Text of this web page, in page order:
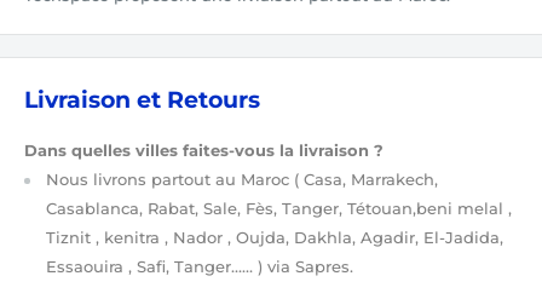
Livraison et Retours
Dans quelles villes faites-vous la livraison ?
Nous livrons partout au Maroc ( Casa, Marrakech,
Casablanca, Rabat, Sale, Fès, Tanger, Tétouan,beni melal ,
Tiznit , kenitra , Nador , Oujda, Dakhla, Agadir, El-Jadida,
Essaouira , Safi, Tanger…… ) via Sapres.